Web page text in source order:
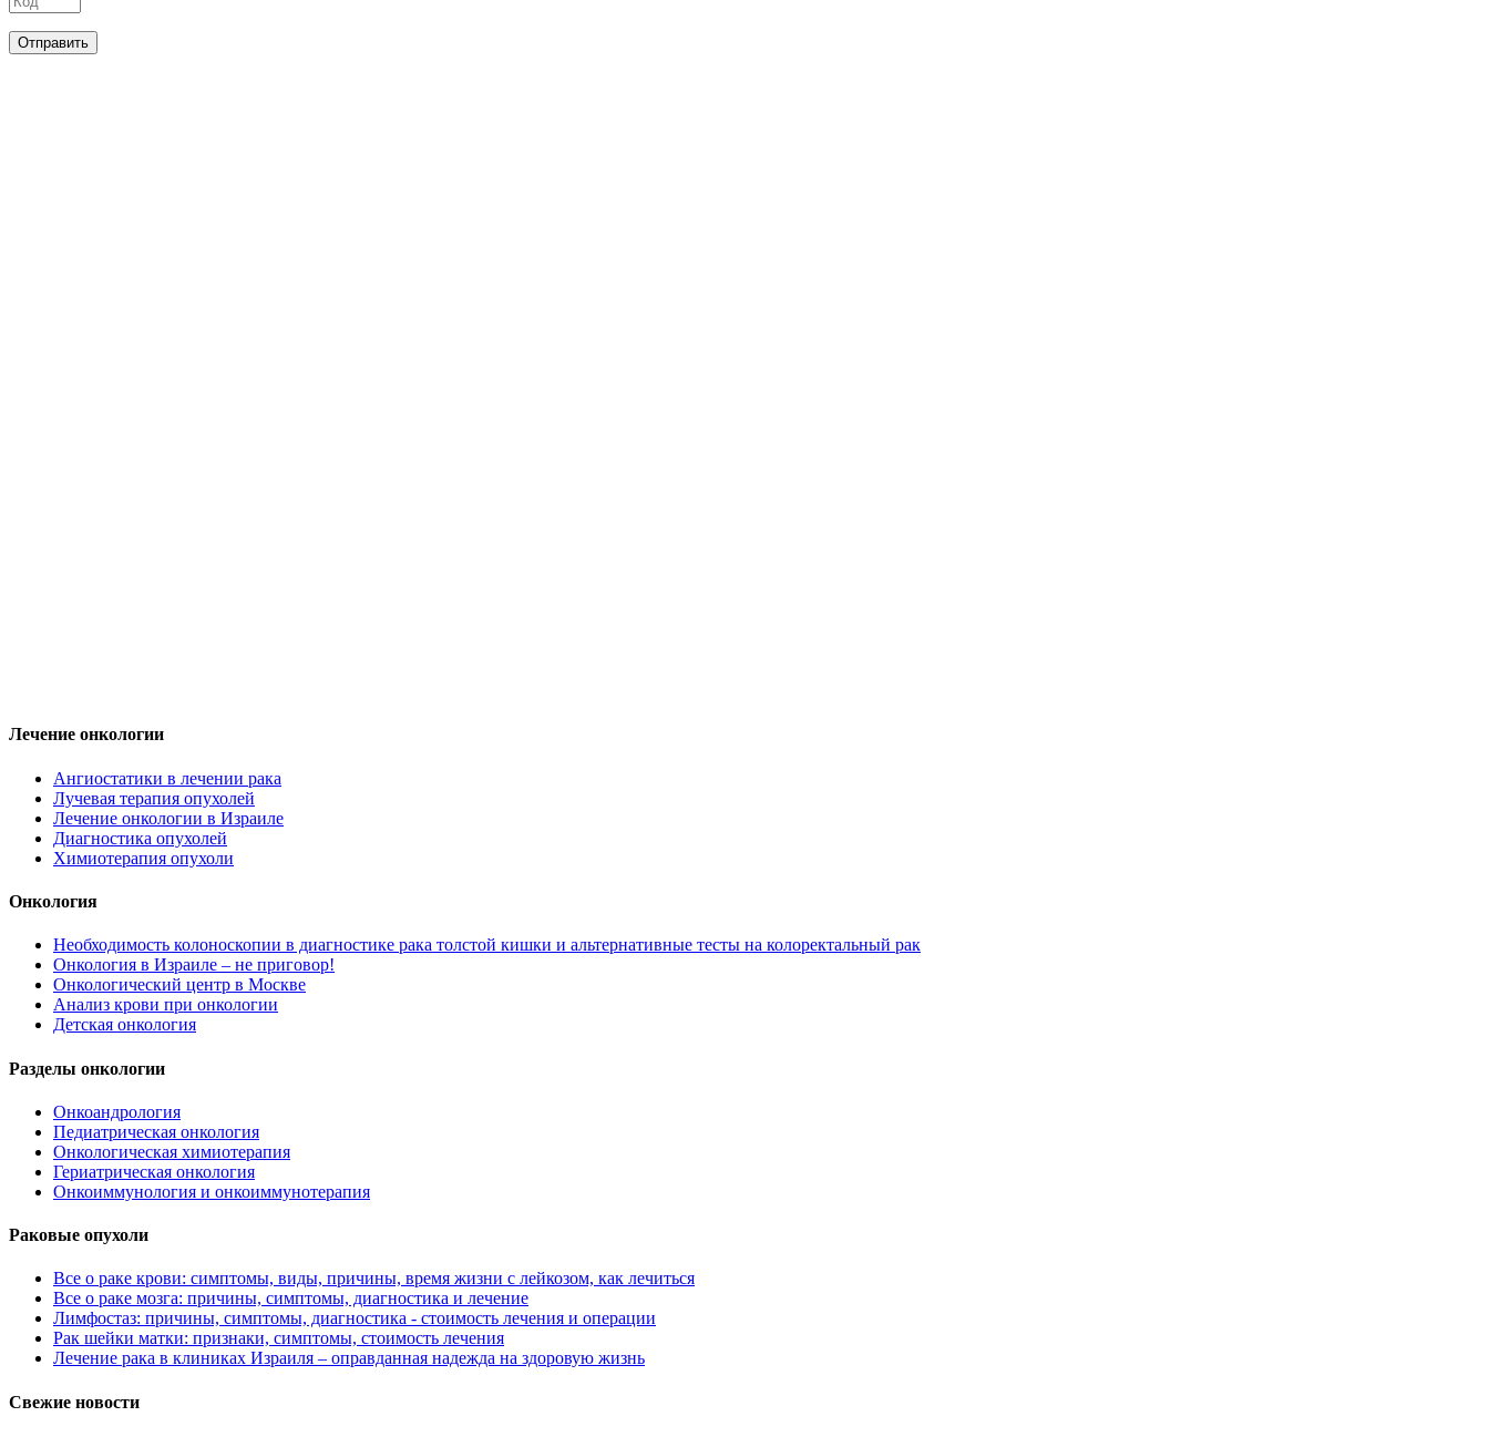
Лечение онкологии
Ангиостатики в лечении рака
Лучевая терапия опухолей
Лечение онкологии в Израиле
Диагностика опухолей
Химиотерапия опухоли
Онкология
Необходимость колоноскопии в диагностике рака толстой кишки и альтернативные тесты на колоректальный рак
Онкология в Израиле – не приговор!
Онкологический центр в Москве
Анализ крови при онкологии
Детская онкология
Разделы онкологии
Онкоандрология
Педиатрическая онкология
Онкологическая химиотерапия
Гериатрическая онкология
Онкоиммунология и онкоиммунотерапия
Раковые опухоли
Все о раке крови: симптомы, виды, причины, время жизни с лейкозом, как лечиться
Все о раке мозга: причины, симптомы, диагностика и лечение
Лимфостаз: причины, симптомы, диагностика - стоимость лечения и операции
Рак шейки матки: признаки, симптомы, стоимость лечения
Лечение рака в клиниках Израиля – оправданная надежда на здоровую жизнь
Свежие новости